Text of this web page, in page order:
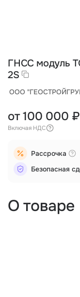
О товаре
ГНСС модуль
2S
ООО
от 100 000 ₽
Включая НДС
Рассрочка
Безопасная